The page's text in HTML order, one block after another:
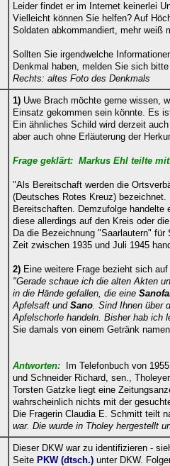
Leider findet er im Internet keinerlei
Vielleicht können Sie helfen? Auf
Soldaten abkommandiert, mehr weiß
Sollten Sie irgendwelche
Denkmal haben, melden Sie sich
Rechts: altes Foto des Denkmals
1) Uwe Brach möchte gerne wissen,
Einsatz gekommen sein könnte. Es
Ein ähnliches Schild wird derzeit
aber auch ohne Erläuterung der
Frage geklärt: Markus Ehl teilte
"Als Bereitschaft werden die
(Deutsches Rotes Kreuz)
Bereitschaften. Demzufolge
diese allerdings auf den Kreis oder
Da die Bezeichnung "Saarlautern"
Zeit zwischen 1935 und Juli 1945
2) Eine weitere Frage bezieht sich
"Gerade schaue ich die alten Akten
in die Hände gefallen, die eine
Apfelsaft und Sano. Sind Ihnen über
Apfelschorle handeln. Bisher hab ich
Sie damals von einem Getränk
Antworten:
Im Telefonbuch von
und Schneider Richard, sen.,
Torsten Gatzke liegt eine
wahrscheinlich nichts mit der
Die Fragerin Claudia E. Schmitt teilt
war. Die wurde in Tholey hergestellt
Dieser DKW war zu identifizieren -
Seite PKW (dtsch.) unter DKW.